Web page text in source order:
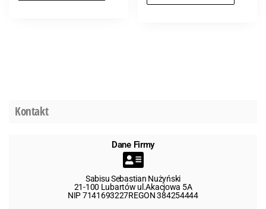
Kontakt
Dane Firmy
Sabisu Sebastian Nużyński
21-100 Lubartów ul.Akacjowa 5A
NIP 7141693227REGON 384254444